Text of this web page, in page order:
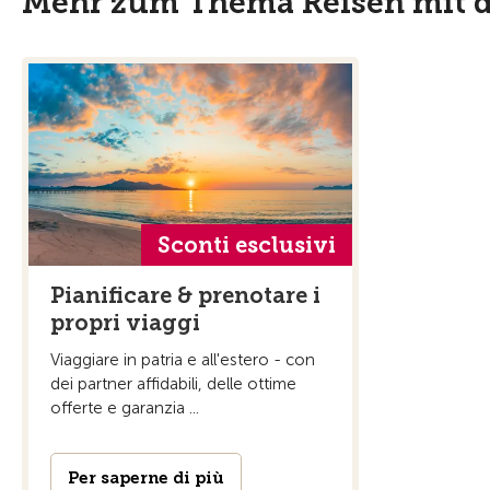
Sconti esclusivi
Pianificare & prenotare i
propri viaggi
Viaggiare in patria e all'estero - con
dei partner affidabili, delle ottime
offerte e garanzia ...
Per saperne di più